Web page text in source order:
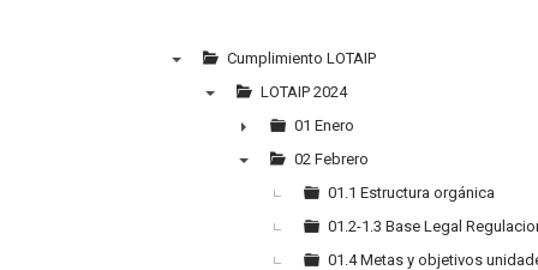
Cumplimiento LOTAIP
LOTAIP 2024
►
01 Enero
02 Febrero
01.1 Estructura orgánica
01.2-1.3 Base Legal
01.4 Metas y objetivos